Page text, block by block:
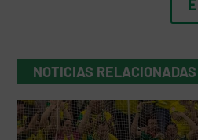
NOTICIAS RELACIONADAS